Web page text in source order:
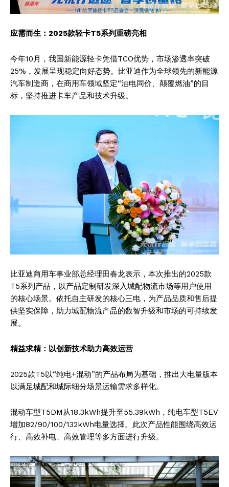
应需而生：2025款轻卡T5系列重磅亮相
今年10月，我国新能源轻卡凭借TCO优势，市场渗透率突破
25%，发展呈现稳定向好态势。比亚迪作为全球领先的新能源
汽车制造商，在商用车领域坚定“油电同价、颠覆燃油”的目
标，坚持推进卡车产品和技术升级。
比亚迪商用车事业部总经理田春龙表示，本次推出的2025款
T5系列产品，以产品定制研发深入城配物流市场等用户使用
的核心场景。依托自主研发的核心三电，为产品品质和售后提
供坚实保障，助力城配物流产品的数智升级和市场的可持续发
展。
精益求精：以创新技术助力高效运营
2025款T5以“纯电+混动”的产品布局为基础，推出大电量版本
以满足城配和城际细分场景运输需求多样化。
混动车型T5DM从18.3kWh提升至55.39kWh，纯电车型T5EV
增加82/90/100/132kWh电量选择。此次产品性能围绕高效运
行、高效补电、高效管理等多方面进行升级。